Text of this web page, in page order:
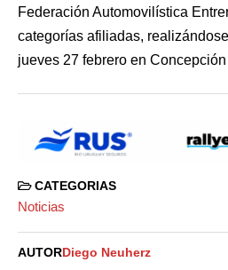
Federación Automovilística
categorías afiliadas,
jueves 27 febrero en
CATEGORIAS
Noticias
AUTOR Diego Neuherz